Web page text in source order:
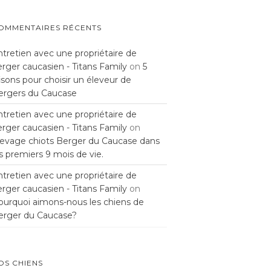
RÉCENTS
avec une propriétaire de
caucasien - Titans Familyon 5
pour choisir un éleveur de
du Caucase
avec une propriétaire de
caucasien - Titans Familyon
chiots Berger du Caucase dans
premiers 9 mois de vie.
avec une propriétaire de
caucasien - Titans Familyon
aimons-nous les chiens de
du Caucase?
CHIENS